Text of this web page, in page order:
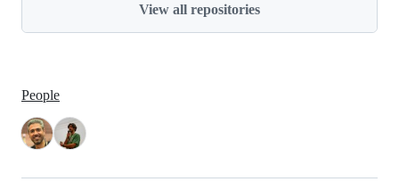
View all repositories
People